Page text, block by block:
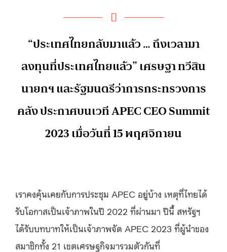
“ประเทศไทยกลับมาแล้ว … ถึงเวลามา
ลงทุนที่ประเทศไทยแล้ว” เศรษฐา ทวีสิน
นายกฯ และรัฐมนตรีว่าการกระทรวงการ
คลัง ประกาศบนเวที APEC CEO Summit
2023 เมื่อวันที่ 15 พฤศจิกายน
เราคงคุ้นเคยกับการประชุม APEC อยู่บ้าง เหตุที่ไทยได้
รับโอกาสเป็นเจ้าภาพในปี 2022 ที่ผ่านมา ปีนี้ สหรัฐฯ
ได้รับบทบาทให้เป็นเจ้าภาพจัด APEC 2023 ที่ผู้นำของ
สมาชิกทั้ง 21 เขตเศรษฐกิจมารวมตัวกันที่